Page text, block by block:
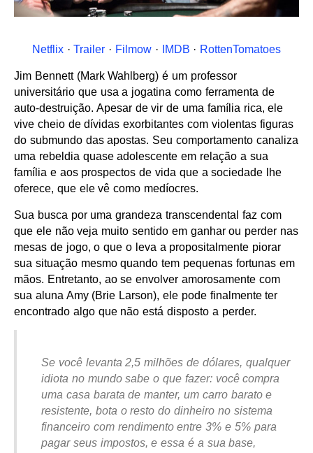
Netflix·Trailer · Filmow · IMDB · RottenTomatoes
Jim Bennett (Mark Wahlberg) é um professor
universitário que usa a jogatina como ferramenta de
auto-destruição. Apesar de vir de uma família rica, ele
vive cheio de dívidas exorbitantes com violentas figuras
do submundo das apostas. Seu comportamento canaliza
uma rebeldia quase adolescente em relação a sua
família e aos prospectos de vida que a sociedade lhe
oferece, que ele vê como medíocres.
Sua busca por uma grandeza transcendental faz com
que ele não veja muito sentido em ganhar ou perder nas
mesas de jogo, o que o leva a propositalmente piorar
sua situação mesmo quando tem pequenas fortunas em
mãos. Entretanto, ao se envolver amorosamente com
sua aluna Amy (Brie Larson), ele pode finalmente ter
encontrado algo que não está disposto a perder.
Se você levanta 2,5 milhões de dólares, qualquer
idiota no mundo sabe o que fazer: você compra
uma casa barata de manter, um carro barato e
resistente, bota o resto do dinheiro no sistema
financeiro com rendimento entre 3% e 5% para
pagar seus impostos, e essa é a sua base,